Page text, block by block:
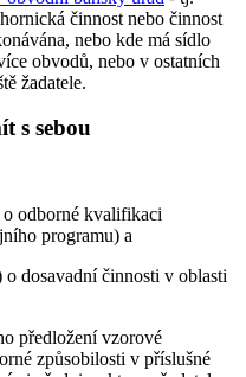
činnost nebo činnost
nebo kde má sídlo
obvodů, nebo v ostatních
žadatele.
s sebou
odborné kvalifikaci
programu) a
dosavadní činnosti v oblasti
předložení vzorové
způsobilosti v příslušné